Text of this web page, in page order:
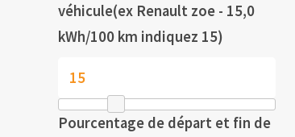
véhicule(ex Renault zoe - 15,0
kWh/100 km indiquez 15)
Pourcentage de départ et fin de